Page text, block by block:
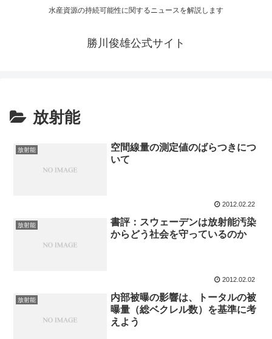
水産資源の持続可能性に関するニュースを解説します
勝川俊雄公式サイト
放射能
放射能
空間線量の測定値のばらつきにつ
いて
2012.02.22
放射能
書評：スウェーデンは放射能汚染
からどう社会を守っているのか
2012.02.02
放射能
内部被曝の影響は、トータルの被
曝量（総ベクレル数）を基準に考
えよう